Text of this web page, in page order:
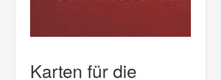
Karten für die